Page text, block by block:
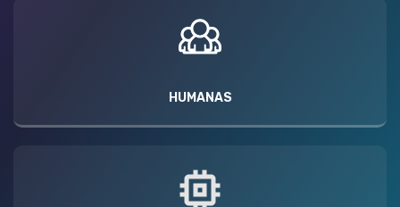
HUMANAS